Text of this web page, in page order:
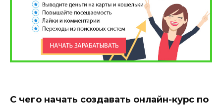
С чего начать создавать онлайн-курс по